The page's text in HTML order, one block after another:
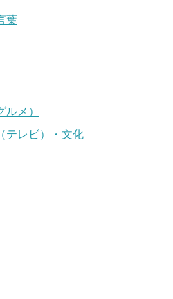
葉
メ）
テレビ）・文化